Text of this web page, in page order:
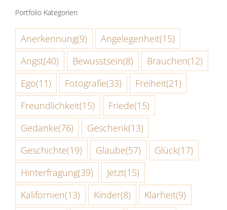
Portfolio Kategorien
Anerkennung(9) Angelegenheit(15)
Angst(40) Bewusstsein(8) Brauchen(12)
Ego(11) Fotografie(33) Freiheit(21)
Freundlichkeit(15) Friede(15)
Gedanke(76) Geschenk(13)
Geschichte(19) Glaube(57) Glück(17)
Hinterfragung(39) Jetzt(15)
Kalifornien(13) Kinder(8) Klarheit(9)